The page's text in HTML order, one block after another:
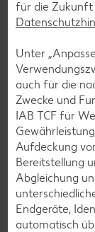
für die Zukunft
Unter
auch für die
Zwecke und
IAB TCF für
Aufdeckung
Bereitstellung
Abgleichung
Endgeräte,
automatisch